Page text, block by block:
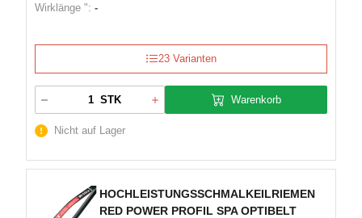
Wirklänge ": -
23 Varianten
STK Warenkorb
Nicht auf Lager
HOCHLEISTUNGSSCHMALKEILRIEMEN
RED POWER PROFIL SPA OPTIBELT